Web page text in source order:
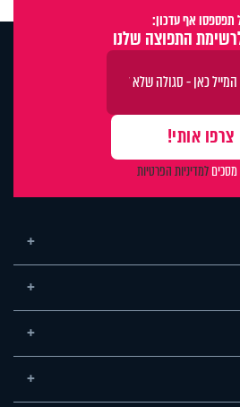
תפספסו אף עדכון:
התפוצה שלנו
מסכיםלמדיניות הפרטיות